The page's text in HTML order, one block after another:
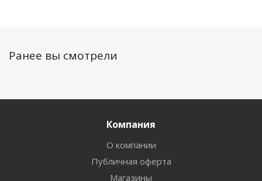
Ранее вы смотрели
Компания
О компании
Публичная оферта
Магазины